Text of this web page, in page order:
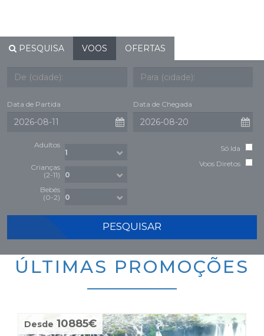
PESQUISA VOOS OFERTAS
Data de Partida Data de Chegada
Adultos
Crianças
(2-11)
Bebés
(0-2)
Só Ida
Voos Diretos
PESQUISAR
ÚLTIMAS PROMOÇÕES
Desde 10885€